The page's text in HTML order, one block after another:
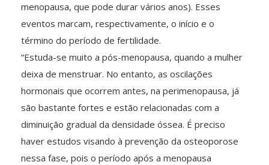
menopausa, que pode durar vários anos). Esses
eventos marcam, respectivamente, o início e o
término do período de fertilidade.
“Estuda-se muito a pós-menopausa, quando a mulher
deixa de menstruar. No entanto, as oscilações
hormonais que ocorrem antes, na perimenopausa, já
são bastante fortes e estão relacionadas com a
diminuição gradual da densidade óssea. É preciso
haver estudos visando à prevenção da osteoporose
nessa fase, pois o período após a menopausa